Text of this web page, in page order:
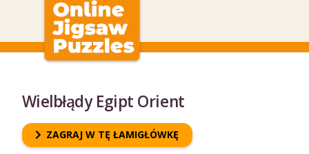
Wielbłądy Egipt Orient
ZAGRAJ W TĘ ŁAMIGŁÓWKĘ